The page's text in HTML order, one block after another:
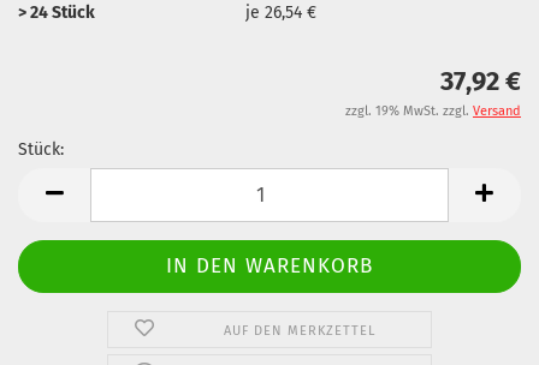
> 24 Stück
je 26,54 €
37,92 €
zzgl. 19% MwSt. zzgl. Versand
Stück:
AUF DEN MERKZETTEL